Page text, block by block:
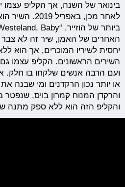
בינואר של השנה, אך הקליפ עצמו
לאחר מכן,
האחרים של האמן, שיר זה לא צבר
יחסית לשיריו המוכרים, אך הוא
השירים הראשונים. הקליפ עצמו
ועם הרבה אנשים שלקחו בו
או יותר נכון הרקדנים ומי שבנה
והרקדן המנוח קמרון בויס, שנפטר
והקליפ הזה הוא ללא ספק מתנה